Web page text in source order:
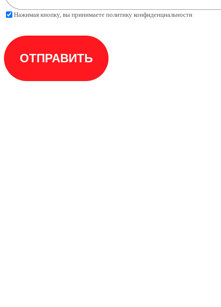
Нажимая кнопку, вы принимаете политику конфиденциальности